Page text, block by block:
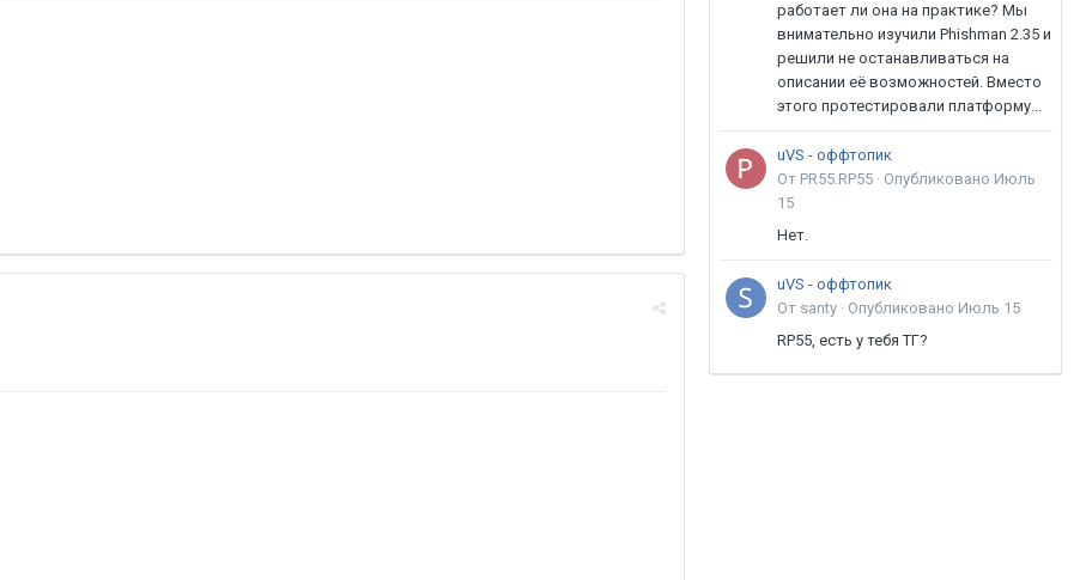
работает ли она на практике? Мы
внимательно изучили Phishman 2.35 и
решили не останавливаться на
описании её возможностей. Вместо
этого протестировали платформу...
uVS - оффтопик
От PR55.RP55 · Опубликовано Июль
15
Нет.
uVS - оффтопик
От santy · Опубликовано Июль 15
RP55, есть у тебя ТГ?